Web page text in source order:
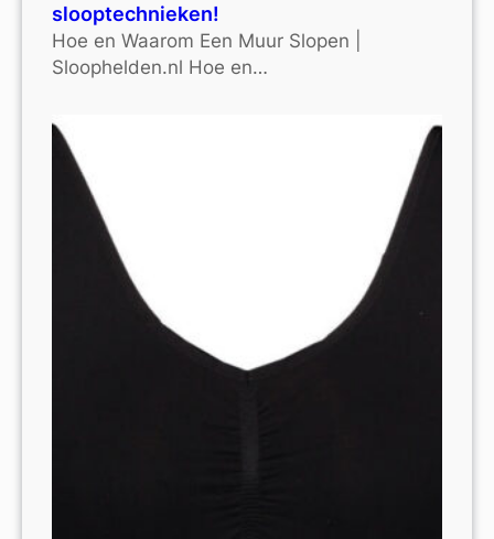
slooptechnieken!
Hoe en Waarom Een Muur Slopen |
Sloophelden.nl Hoe en…